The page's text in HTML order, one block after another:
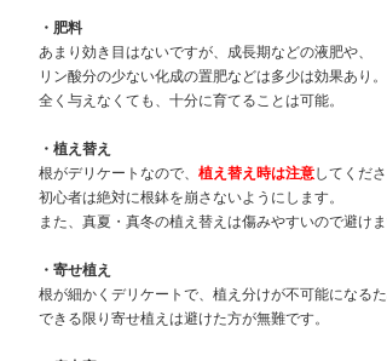
・肥料
あまり効き目はないですが、成長期などの液肥や、
リン酸分の少ない化成の置肥などは多少は効果あり。
全く与えなくても、十分に育てることは可能。
・植え替え
根がデリケートなので、 植え替え時は注意してくださ
初心者は絶対に根鉢を崩さないようにします。
また、真夏・真冬の植え替えは傷みやすいので避けま
・寄せ植え
根が細かくデリケートで、植え分けが不可能になるた
できる限り寄せ植えは避けた方が無難です。